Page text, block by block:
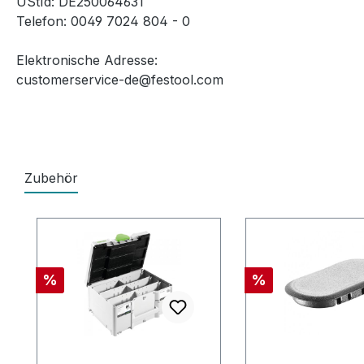
Telefon: 0049 7024 804 - 0
Elektronische Adresse:
customerservice-de@festool.com
Zubehör
Rabatt
% Rabatt
%